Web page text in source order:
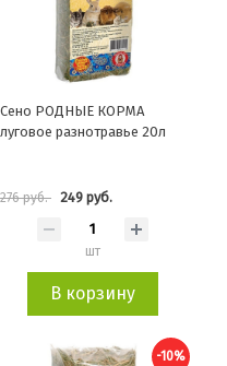
Сено РОДНЫЕ КОРМА
луговое разнотравье 20л
276 руб. 249 руб.
шт
В корзину
-10%